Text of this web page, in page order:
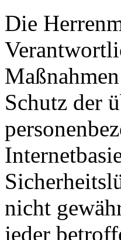
Die
Schutz der
nicht
jeder